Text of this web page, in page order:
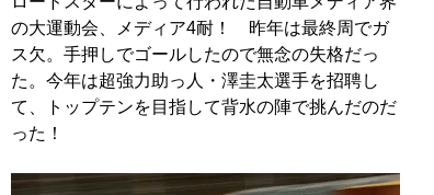
の大運動会、メディア4耐！ 昨年は最終周でガ
ス欠。手押しでゴールしたので無念の失格だっ
た。今年は超強力助っ人・澤圭太選手を招聘し
て、トップテンを目指して背水の陣で挑んだのだ
った！